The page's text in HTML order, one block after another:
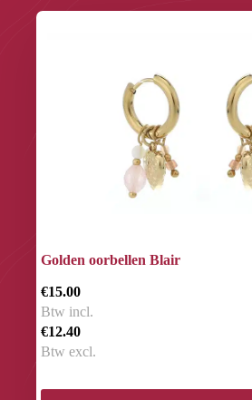
Golden oorbellen Blair
€15.00
Btw incl.
€12.40
Btw excl.